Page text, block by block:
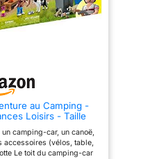
au Camping -
Loisirs - Taille
camping-car, un canoë,
accessoires (vélos, table,
Le toit du camping-car